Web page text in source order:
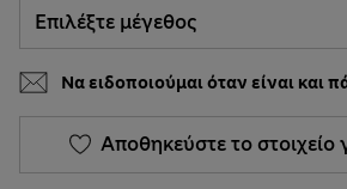
Να ειδοποιούμαι όταν είναι και
Αποθηκεύστε το στοιχείο